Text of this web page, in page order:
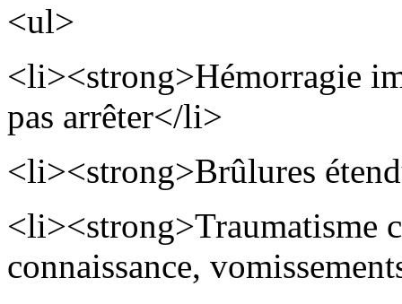
<ul>
<li><strong>Hémorragie
pas arrêter</li>
<li><strong>Brûlures
<li><strong>Traumatisme
connaissance,